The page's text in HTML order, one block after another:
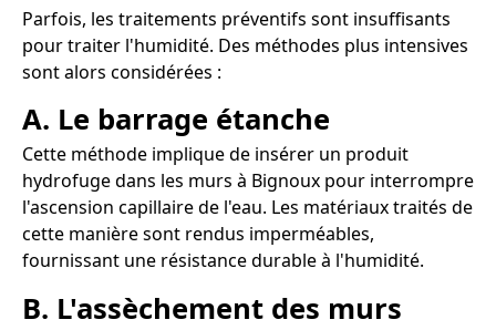
Parfois, les traitements préventifs sont insuffisants
pour traiter l'humidité. Des méthodes plus intensives
sont alors considérées :
A. Le barrage étanche
Cette méthode implique de insérer un produit
hydrofuge dans les murs à Bignoux pour interrompre
l'ascension capillaire de l'eau. Les matériaux traités de
cette manière sont rendus imperméables,
fournissant une résistance durable à l'humidité.
B. L'assèchement des murs